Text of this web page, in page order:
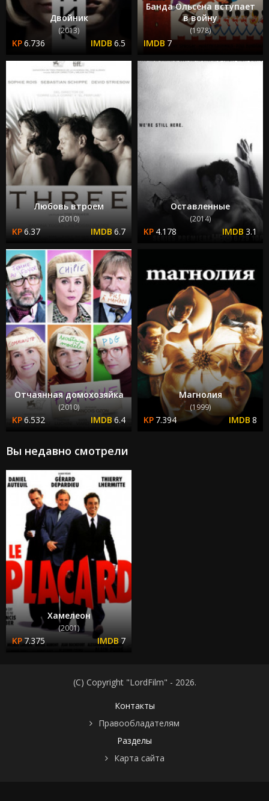
Двойник
(2013)
6.736 6.5
Банда Ольсена вступает
в войну
(1978)
7
Любовь втроем
(2010)
6.37 6.7
Оставленные
(2014)
4.178 3.1
Отчаянная домохозяйка
(2010)
6.532 6.4
Магнолия
(1999)
7.394 8
Вы недавно смотрели
Хамелеон
(2001)
7.375 7
(C) Copyright "LordFilm" - 2026.
Контакты
Правообладателям
Разделы
Карта сайта